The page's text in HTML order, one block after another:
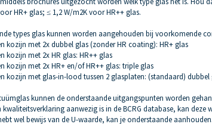
HR+ glas; ≤ 1,2 W/m2K voor HR++ glas.
types glas kunnen worden aangehouden bij voorkomende
kozijn met 2x dubbel glas (zonder HR coating): HR+ glas
kozijn met 2x HR glas: HR++ glas
kozijn met 2x HR+ en/of HR++ glas: triple glas
kozijn met glas-in-lood tussen 2 glasplaten: (standaard) dubbel
kunnen de onderstaande uitgangspunten worden
kwaliteitsverklaring aanwezig is in de BCRG database, kan
wel bewijs van de U-waarde, kan je onderstaande